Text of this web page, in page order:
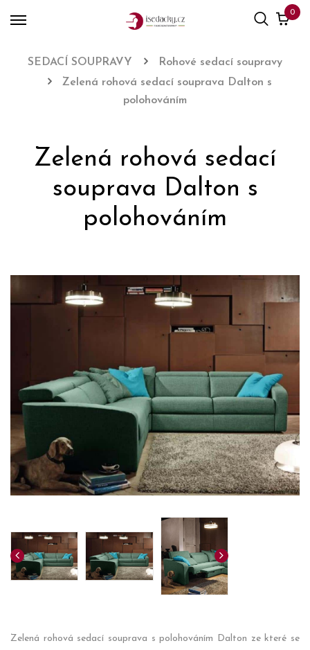
0
SEDACÍ SOUPRAVY
Rohové sedací soupravy
Zelená rohová sedací souprava Dalton s
polohováním
Zelená rohová sedací
souprava Dalton s
polohováním
Zelená rohová sedací souprava s polohováním Dalton ze které se